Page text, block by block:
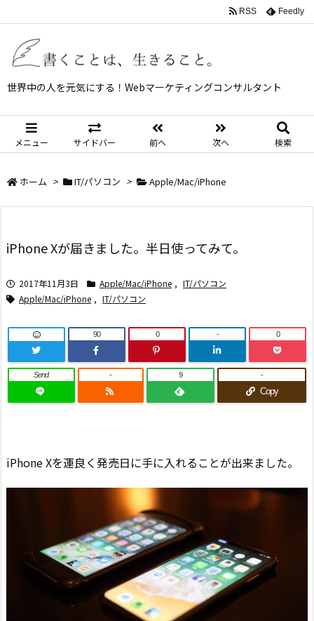
世界中の人を元気にする！Webマーケティングコンサルタント
メニュー サイドバー 前へ 次へ 検索
RSS Feedly
ホーム > IT/パソコン > Apple/Mac/iPhone
iPhone Xが届きました。半日使ってみて。
2017年11月3日 Apple/Mac/iPhone , IT/パソコン
Apple/Mac/iPhone , IT/パソコン
90 0 - 0
Send - 9
Copy
-
iPhone Xを運良く発売日に手に入れることが出来ました。